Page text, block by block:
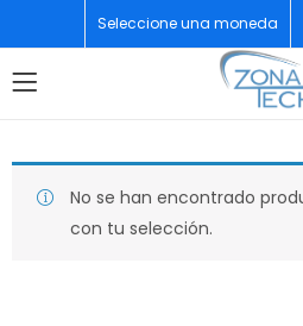
Seleccione una moneda
No se han encontrado
con tu selección.